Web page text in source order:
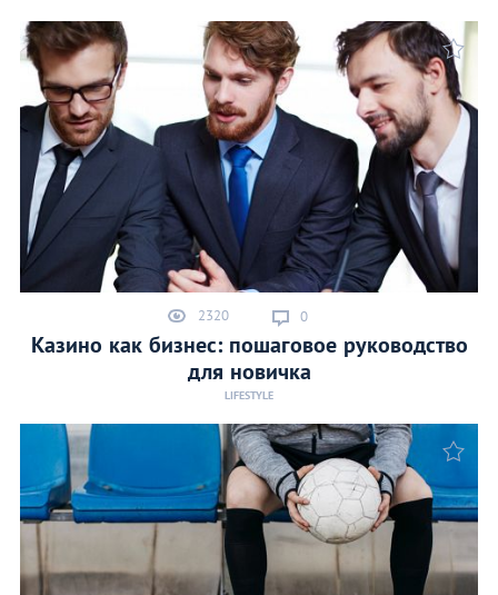
2320 0
Казино как бизнес: пошаговое руководство
для новичка
LIFESTYLE